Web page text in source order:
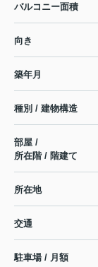
バルコニー面積
向き
築年月
種別 / 建物構造
部屋 /
所在階 / 階建て
所在地
交通
駐車場 / 月額